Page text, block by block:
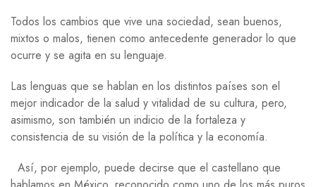
Todos los cambios que vive una sociedad, sean buenos,
mixtos o malos, tienen como antecedente generador lo que
ocurre y se agita en su lenguaje.
Las lenguas que se hablan en los distintos países son el
mejor indicador de la salud y vitalidad de su cultura, pero,
asimismo, son también un indicio de la fortaleza y
consistencia de su visión de la política y la economía.
Así, por ejemplo, puede decirse que el castellano que